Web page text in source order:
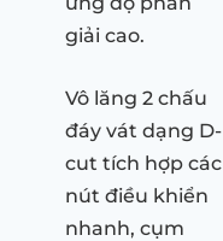
giải cao.
Vô lăng 2 chấu
đáy vát dạng D-
cut tích hợp các
nút điều khiển
nhanh, cụm